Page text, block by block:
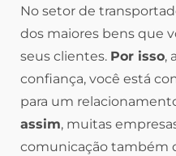
No setor de
dos maiores bens que
seus clientes. Por isso,
confiança, você está
para um
assim, muitas
comunicação também